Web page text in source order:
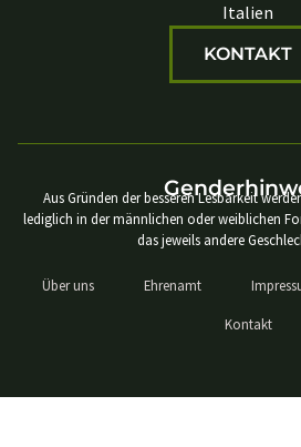
Italien
KONTAKT
Aus Gründen der besseren Lesbarkeit
lediglich in der männlichen oder weiblichen
das jeweils andere
Über uns Ehrenamt
Kontakt